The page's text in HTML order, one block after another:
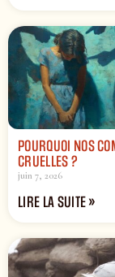
POURQUOI NOS
CRUELLES ?
juin 7, 2026
LIRE LA SUITE »